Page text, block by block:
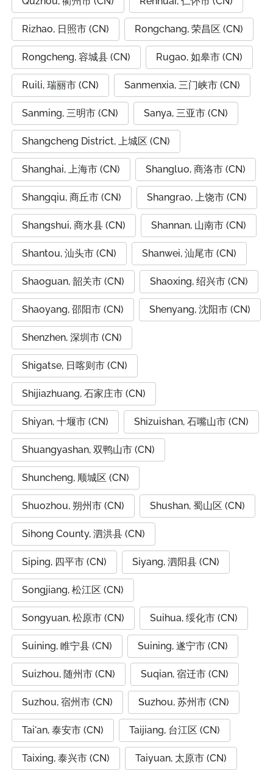
Rizhao, 日照市 (CN) Rongchang, 荣昌区 (CN)
Rongcheng, 容城县 (CN) Rugao, 如皋市 (CN)
Ruili, 瑞丽市 (CN) Sanmenxia, 三门峡市 (CN)
Sanming, 三明市 (CN) Sanya, 三亚市 (CN)
Shangcheng District, 上城区 (CN)
Shanghai, 上海市 (CN) Shangluo, 商洛市 (CN)
Shangqiu, 商丘市 (CN) Shangrao, 上饶市 (CN)
Shangshui, 商水县 (CN) Shannan, 山南市 (CN)
Shantou, 汕头市 (CN) Shanwei, 汕尾市 (CN)
Shaoguan, 韶关市 (CN) Shaoxing, 绍兴市 (CN)
Shaoyang, 邵阳市 (CN) Shenyang, 沈阳市 (CN)
Shenzhen, 深圳市 (CN)
Shigatse, 日喀则市 (CN)
Shijiazhuang, 石家庄市 (CN)
Shiyan, 十堰市 (CN) Shizuishan, 石嘴山市 (CN)
Shuangyashan, 双鸭山市 (CN)
Shuncheng, 顺城区 (CN)
Shuozhou, 朔州市 (CN) Shushan, 蜀山区 (CN)
Sihong County, 泗洪县 (CN)
Siping, 四平市 (CN) Siyang, 泗阳县 (CN)
Songjiang, 松江区 (CN)
Songyuan, 松原市 (CN) Suihua, 绥化市 (CN)
Suining, 睢宁县 (CN) Suining, 遂宁市 (CN)
Suizhou, 随州市 (CN) Suqian, 宿迁市 (CN)
Suzhou, 宿州市 (CN) Suzhou, 苏州市 (CN)
Tai'an, 泰安市 (CN) Taijiang, 台江区 (CN)
Taixing, 泰兴市 (CN) Taiyuan, 太原市 (CN)